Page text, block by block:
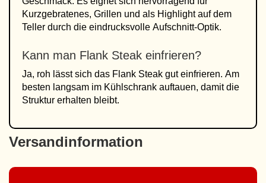
Kurzgebratenes, Grillen und als Highlight auf dem
Teller durch die eindrucksvolle Aufschnitt-Optik.
Kann man Flank Steak einfrieren?
Ja, roh lässt sich das Flank Steak gut einfrieren. Am
besten langsam im Kühlschrank auftauen, damit die
Struktur erhalten bleibt.
Versandinformation